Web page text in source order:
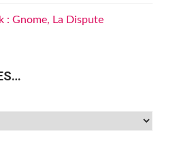
: Gnome, La Dispute